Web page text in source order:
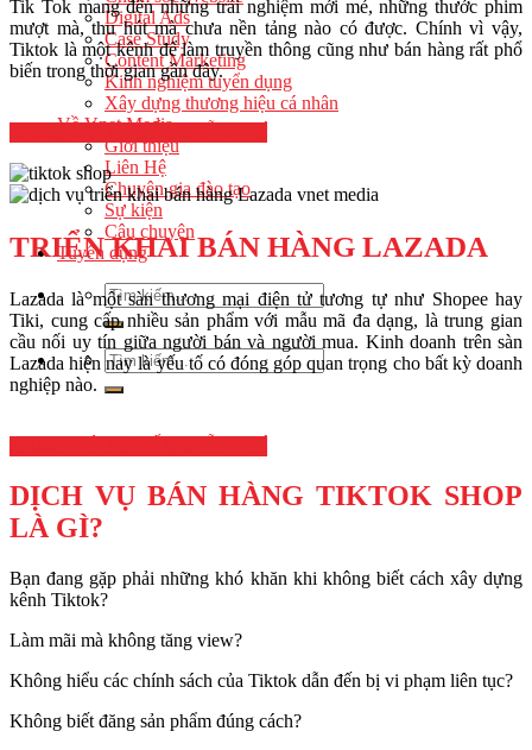
Digital Ads
Case Study
Content Marketing
Kinh nghiệm tuyển dụng
Xây dựng thương hiệu cá nhân
Về Vnet Media
Giới thiệu
Liên Hệ
Chuyên gia đào tạo
Sự kiện
Câu chuyện
Tuyển dụng
Tik Tok mang đến những trải nghiệm mới mẻ, những thước phim
mượt mà, thu hút mà chưa nền tảng nào có được. Chính vì vậy,
Tiktok là một kênh để làm truyền thông cũng như bán hàng rất phổ
biến trong thời gian gần đây.
TRIỂN KHAI BÁN HÀNG LAZADA
Lazada là một sàn thương mại điện tử tương tự như Shopee hay
Tiki, cung cấp nhiều sản phẩm với mẫu mã đa dạng, là trung gian
cầu nối uy tín giữa người bán và người mua. Kinh doanh trên sàn
Lazada hiện nay là yếu tố có đóng góp quan trọng cho bất kỳ doanh
nghiệp nào.
DỊCH VỤ BÁN HÀNG TIKTOK SHOP
LÀ GÌ?
Bạn đang gặp phải những khó khăn khi không biết cách xây dựng
kênh Tiktok?
Làm mãi mà không tăng view?
Không hiểu các chính sách của Tiktok dẫn đến bị vi phạm liên tục?
Không biết đăng sản phẩm đúng cách?